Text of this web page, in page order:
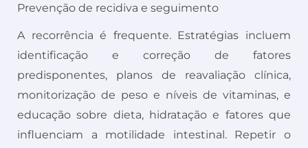
Prevenção de recidiva e seguimento
A recorrência é frequente. Estratégias incluem
identificação e correção de fatores
predisponentes, planos de reavaliação clínica,
monitorização de peso e níveis de vitaminas, e
educação sobre dieta, hidratação e fatores que
influenciam a motilidade intestinal. Repetir o